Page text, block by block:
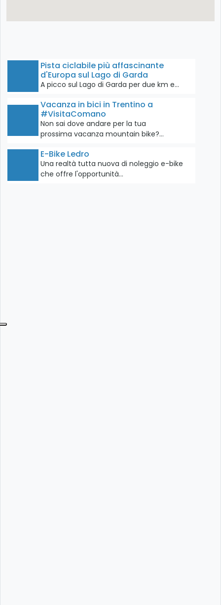
Pista ciclabile più affascinante
d'Europa sul Lago di Garda
A picco sul Lago di Garda per due km e…
Vacanza in bici in Trentino a
#VisitaComano
Non sai dove andare per la tua
prossima vacanza mountain bike?…
E-Bike Ledro
Una realtà tutta nuova di noleggio e-bike
che offre l'opportunità…